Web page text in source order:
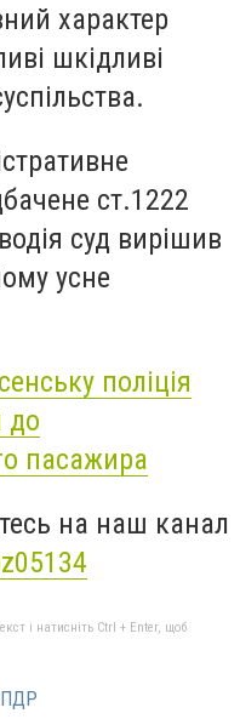
характер
шкідливі
ст.1222
суд вирішив
усне
поліція
до
пасажира
на наш канал
і натисніть Ctrl + Enter, щоб